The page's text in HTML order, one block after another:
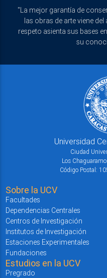
"La mejor garantía de
las obras de arte viene
respeto asienta sus bases
su
Universidad
Ciudad
Los
Código Postal:
Sobre la UCV
Facultades
Dependencias Centrales
Centros de Investigación
Institutos de Investigación
Estaciones Experimentales
Fundaciones
Estudios en la UCV
Pregrado